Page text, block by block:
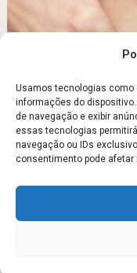
Usamos tecnologias como
informações do
de navegação e exibir
essas tecnologias
navegação ou IDs
consentimento pode
PREVENIR O
Dezembro 6, 2011
Escola